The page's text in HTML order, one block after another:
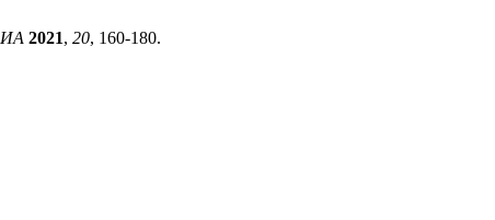
ИА 2021, 20, 160-180.